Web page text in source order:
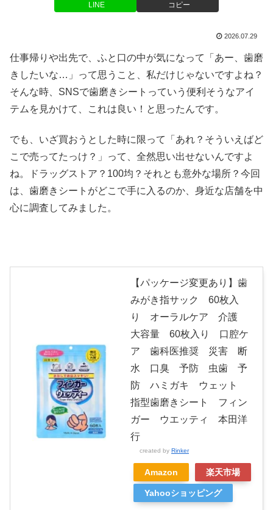
LINE コピー
2026.07.29
仕事帰りや出先で、ふと口の中が気になって「あー、歯磨
きしたいな…」って思うこと、私だけじゃないですよね？
そんな時、SNSで歯磨きシートっていう便利そうなアイ
テムを見かけて、これは良い！と思ったんです。
でも、いざ買おうとした時に限って「あれ？そういえばど
こで売ってたっけ？」って、全然思い出せないんですよ
ね。ドラッグストア？100均？それとも意外な場所？今回
は、歯磨きシートがどこで手に入るのか、身近な店舗を中
心に調査してみました。
【パッケージ変更あり】歯
みがき指サック 60枚入
り オーラルケア 介護
大容量 60枚入り 口腔ケ
ア 歯科医推奨 災害 断
水 口臭 予防 虫歯 予
防 ハミガキ ウェット
指型歯磨きシート フィン
ガー ウエッティ 本田洋
行
created by Rinker
Amazon 楽天市場
Yahooショッピング